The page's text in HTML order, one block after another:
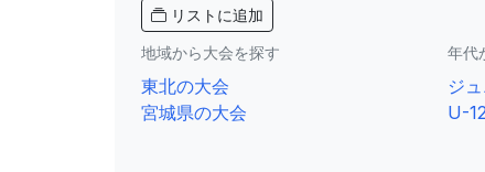
リストに追加
地域から大会を探す
東北の大会
宮城県の大会
年代
ジ
U-